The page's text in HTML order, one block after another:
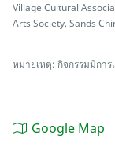
Village Cultural
Arts Society, Sands
หมายเหตุ: กิจกรรมมีกา
Google Map